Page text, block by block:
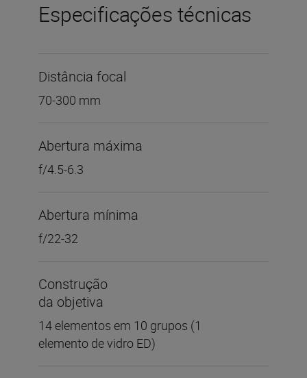
Especificações técnicas
Distância focal
70-300 mm
Abertura máxima
f/4.5-6.3
Abertura mínima
f/22-32
Construção
da objetiva
14 elementos em 10 grupos (1
elemento de vidro ED)